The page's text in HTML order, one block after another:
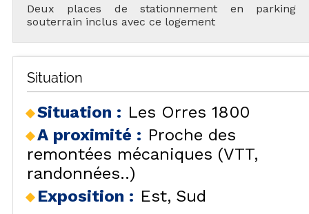
Deux places de stationnement en parking
souterrain inclus avec ce logement
Situation
Situation : Les Orres 1800
A proximité : Proche des
remontées mécaniques (VTT,
randonnées..)
Exposition : Est Sud